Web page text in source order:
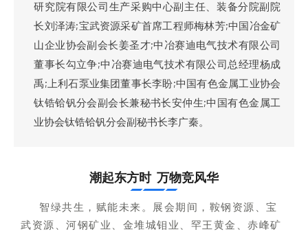
研究院有限公司生产采购中心副主任、装备分院副院
长刘泽涛;宝武资源采矿首席工程师梅林芳;中国冶金矿
山企业协会副会长姜圣才;中冶赛迪电气技术有限公司
董事长勾立争;中冶赛迪电气技术有限公司总经理杨成
禹;上利石泵业集团董事长李盼;中国有色金属工业协会
钛锆铪钒分会副会长兼秘书长安仲生;中国有色金属工
业协会钛锆铪钒分会副秘书长李广秦。
潮起东方时 万物竞风华
智绿共生，赋能未来。展会期间，鞍钢资源、宝
武资源、河钢矿业、金堆城钼业、罕王黄金、赤峰矿